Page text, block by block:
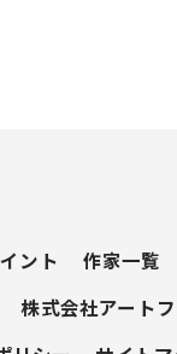
ント 作家一覧
株式会社アート